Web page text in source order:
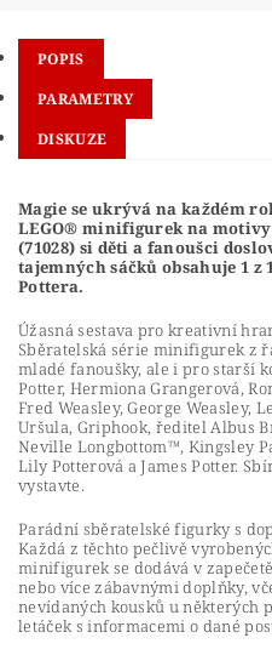
POPIS
PARAMETRY
DISKUZE
Magie se ukrývá na každém
LEGO® minifigurek na
(71028) si děti a fanoušci
tajemných sáčků obsahuje 1 z
Pottera.
Úžasná sestava pro kreativní
Sběratelská série minifigurek z
mladé fanoušky, ale i pro starší
Potter, Hermiona Grangerová,
Fred Weasley, George Weasley,
Uršula, Griphook, ředitel Albus
Neville Longbottom™, Kingsley
Lily Potterová a James Potter.
vystavte.
Parádní sběratelské figurky s
Každá z těchto pečlivě
minifigurek se dodává v
nebo více zábavnými doplňky,
nevídaných kousků u některých
letáček s informacemi o dané